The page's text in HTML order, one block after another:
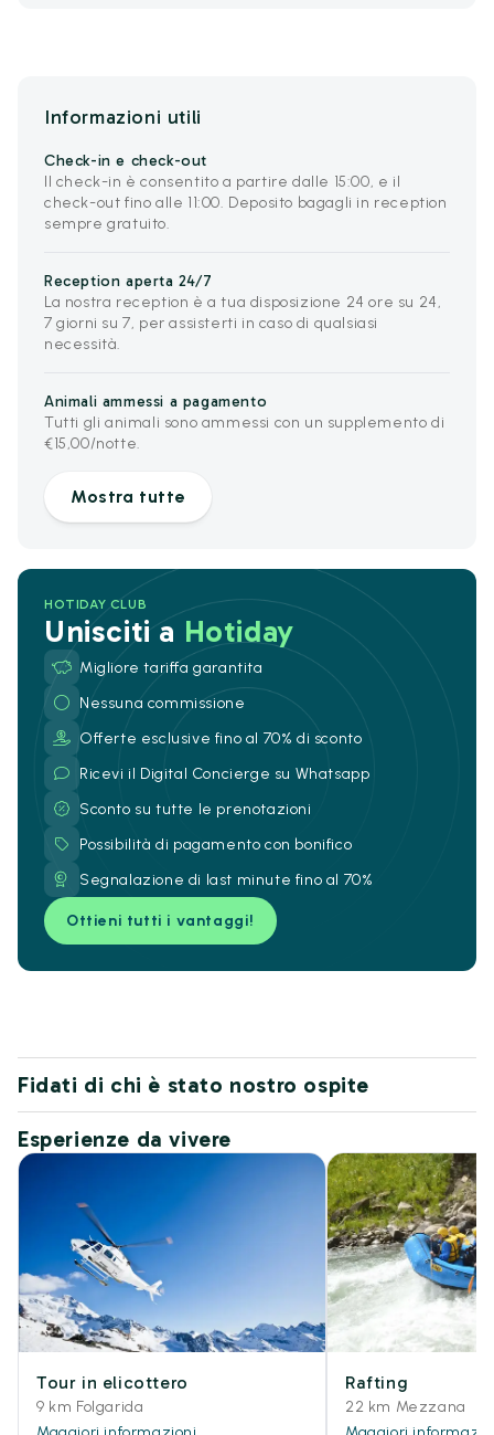
Informazioni utili
Check-in e check-out
Il check-in è consentito a partire dalle 15:00, e il
check-out fino alle 11:00. Deposito bagagli in reception
sempre gratuito.
Reception aperta 24/7
La nostra reception è a tua disposizione 24 ore su 24,
7 giorni su 7, per assisterti in caso di qualsiasi
necessità.
Animali ammessi a pagamento
Tutti gli animali sono ammessi con un supplemento di
€15,00/notte.
Mostra tutte
HOTIDAY CLUB
Unisciti a Hotiday
Migliore tariffa garantita
Nessuna commissione
Offerte esclusive fino al 70% di sconto
Ricevi il Digital Concierge su Whatsapp
Sconto su tutte le prenotazioni
Possibilità di pagamento con bonifico
Segnalazione di last minute fino al 70%
Ottieni tutti i vantaggi!
Fidati di chi è stato nostro ospite
Esperienze da vivere
Tour in elicottero
9 km Folgarida
Rafting
22 km Mezzana